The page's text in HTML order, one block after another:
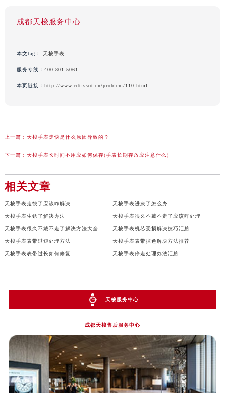
成都天梭服务中心
本文tag： 天梭手表
服务专线： 400-801-5061
本页链接： http://www.cdtissot.cn/problem/110.html
上一篇： 天梭手表走快是什么原因导致的？
下一篇： 天梭手表长时间不用应如何保存(手表长期存放应注意什么)
相关文章
天梭手表走快了应该咋解决 天梭手表进灰了怎么办
天梭手表生锈了解决办法 天梭手表很久不戴不走了应该咋处理
天梭手表很久不戴不走了解决方法大全 天梭手表机芯受损解决技巧汇总
天梭手表表带过短处理方法 天梭手表表带掉色解决方法推荐
天梭手表表带过长如何修复 天梭手表停走处理办法汇总
天梭服务中心
成都天梭售后服务中心